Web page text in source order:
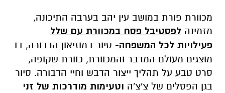
מכוורת פורת במושב עין יהב בערבה התיכונה,
מזמינה לפסטיבל פסח במכוורת עם שלל
פעילויות לכל המשפחה- סיור במוזיאון הדבורה, בו
מוצגים מעולם המדבר והמכוורת, כוורת שקופה,
סרט טבע על תהליך ייצור הדבש וחיי הדבורה. סיור
בגן הפסלים של צ'צ'ה וטעימות מודרכות של זני